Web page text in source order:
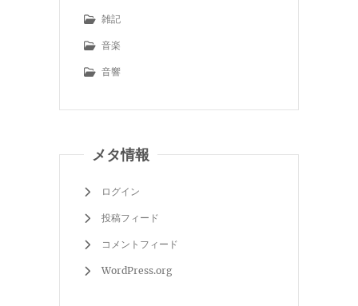
雑記
音楽
音響
メタ情報
ログイン
投稿フィード
コメントフィード
WordPress.org